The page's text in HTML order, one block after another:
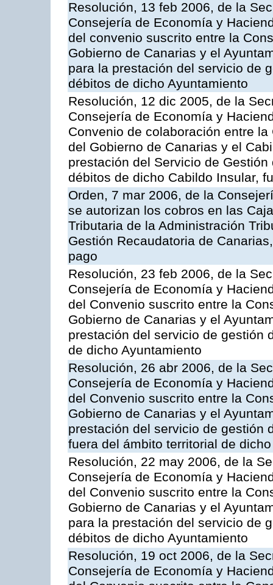
Resolución, 13 feb 2006, de la
Consejería de Economía y
del convenio suscrito entre la
Gobierno de Canarias y el
para la prestación del servicio de
débitos de dicho Ayuntamiento
Resolución, 12 dic 2005, de la
Consejería de Economía y
Convenio de colaboración entre
del Gobierno de Canarias y el
prestación del Servicio de
débitos de dicho Cabildo Insular,
Orden, 7 mar 2006, de la
se autorizan los cobros en las
Tributaria de la Administración
Gestión Recaudatoria de
pago
Resolución, 23 feb 2006, de la
Consejería de Economía y
del Convenio suscrito entre la
Gobierno de Canarias y el
prestación del servicio de gestión
de dicho Ayuntamiento
Resolución, 26 abr 2006, de la
Consejería de Economía y
del Convenio suscrito entre la
Gobierno de Canarias y el
prestación del servicio de gestión
fuera del ámbito territorial de
Resolución, 22 may 2006, de la
Consejería de Economía y
del Convenio suscrito entre la
Gobierno de Canarias y el
para la prestación del servicio de
débitos de dicho Ayuntamiento
Resolución, 19 oct 2006, de la
Consejería de Economía y